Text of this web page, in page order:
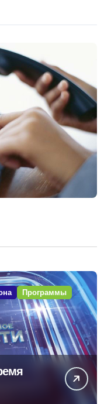
Программы